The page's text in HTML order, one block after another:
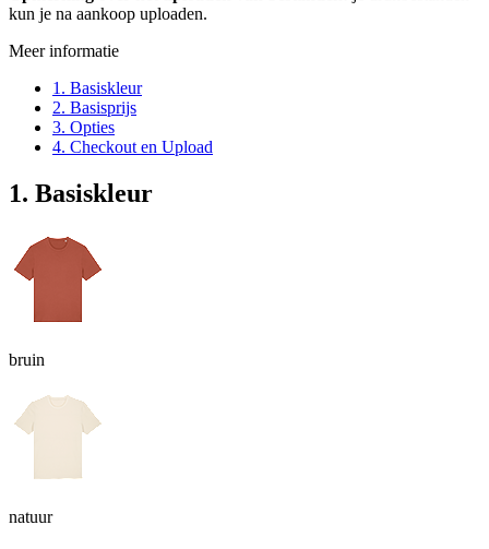
kun je na aankoop uploaden.
Meer informatie
1. Basiskleur
2. Basisprijs
3. Opties
4. Checkout en Upload
1. Basiskleur
bruin
natuur